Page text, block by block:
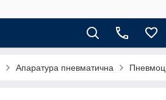
Апаратура пневматична